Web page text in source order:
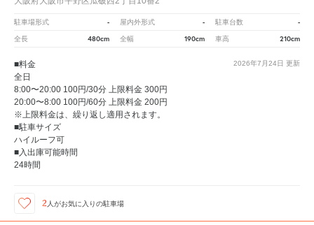
駐車場形式 - 屋内外形式 - 駐車台数 -
全長 480cm 全幅 190cm 車高 210cm
2026年7月24日 更新
■料金
全日
8:00〜20:00 100円/30分 上限料金 300円
20:00〜8:00 100円/60分 上限料金 200円
※上限料金は、繰り返し適用されます。
■駐車サイズ
ハイルーフ可
■入出庫可能時間
24時間
2 人がお気に入りの駐車場